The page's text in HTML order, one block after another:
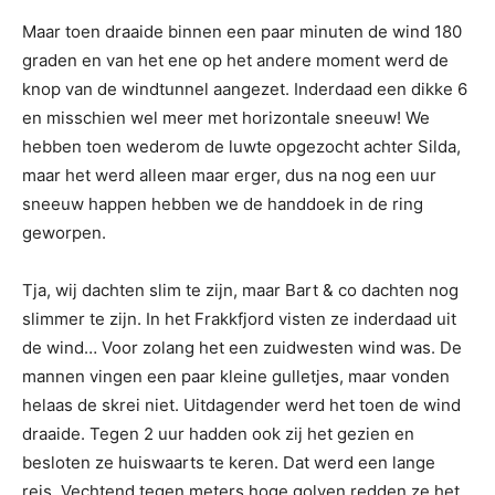
Maar toen draaide binnen een paar minuten de wind 180
graden en van het ene op het andere moment werd de
knop van de windtunnel aangezet. Inderdaad een dikke 6
en misschien wel meer met horizontale sneeuw! We
hebben toen wederom de luwte opgezocht achter Silda,
maar het werd alleen maar erger, dus na nog een uur
sneeuw happen hebben we de handdoek in de ring
geworpen.
Tja, wij dachten slim te zijn, maar Bart & co dachten nog
slimmer te zijn. In het Frakkfjord visten ze inderdaad uit
de wind… Voor zolang het een zuidwesten wind was. De
mannen vingen een paar kleine gulletjes, maar vonden
helaas de skrei niet. Uitdagender werd het toen de wind
draaide. Tegen 2 uur hadden ook zij het gezien en
besloten ze huiswaarts te keren. Dat werd een lange